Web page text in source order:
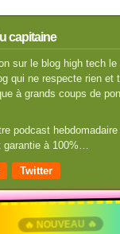
capitaine
sur le blog high tech
qui ne respecte rien et
à grands coups de
podcast
garantie à 100%…
Twitter
🔥 NOUVEAU 🔥